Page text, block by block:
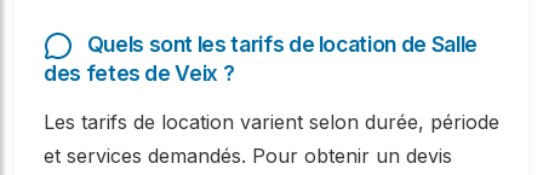
Quels sont les tarifs de location de Salle
des fetes de Veix ?
Les tarifs de location varient selon durée, période
et services demandés. Pour obtenir un devis